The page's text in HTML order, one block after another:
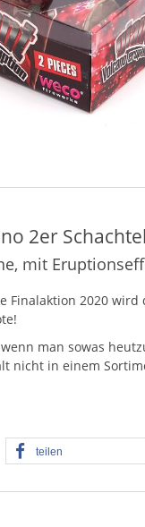
2er Schachtel
mit
Finalaktion 2020
man sowas
nicht in einem
teilen